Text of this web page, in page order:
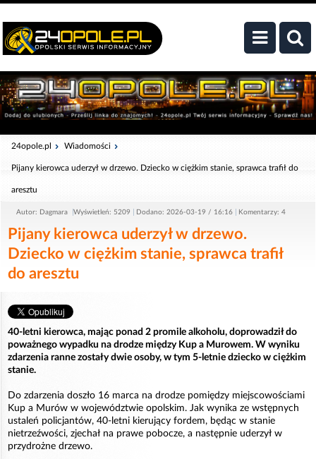
24opole.pl Wiadomości
Pijany kierowca uderzył w drzewo. Dziecko w ciężkim stanie, sprawca trafił do
aresztu
Autor: Dagmara Wyświetleń: 5209 Dodano: 2026-03-19 / 16:16 Komentarzy: 4
Pijany kierowca uderzył w drzewo.
Dziecko w ciężkim stanie, sprawca trafił
do aresztu
40-letni kierowca, mając ponad 2 promile alkoholu, doprowadził do
poważnego wypadku na drodze między Kup a Murowem. W wyniku
zdarzenia ranne zostały dwie osoby, w tym 5-letnie dziecko w ciężkim
stanie.
Do zdarzenia doszło 16 marca na drodze pomiędzy miejscowościami
Kup a Murów w województwie opolskim. Jak wynika ze wstępnych
ustaleń policjantów, 40-letni kierujący fordem, będąc w stanie
nietrzeźwości, zjechał na prawe pobocze, a następnie uderzył w
przydrożne drzewo.